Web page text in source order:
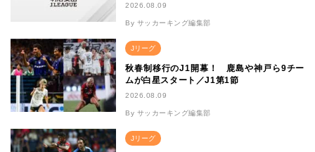
2026.08.09
By サッカーキング編集部
Jリーグ
秋春制移行のJ1開幕！ 鹿島や神戸ら9チー
ムが白星スタート／J1第1節
2026.08.09
By サッカーキング編集部
Jリーグ